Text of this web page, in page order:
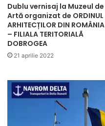
Dublu vernisaj la Muzeul de
Artă organizat de ORDINUL
ARHITECȚILOR DIN ROMÂNIA
– FILIALA TERITORIALÃ
DOBROGEA
21 aprilie 2022